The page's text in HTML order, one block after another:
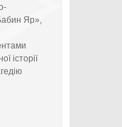
Яр»,
історії